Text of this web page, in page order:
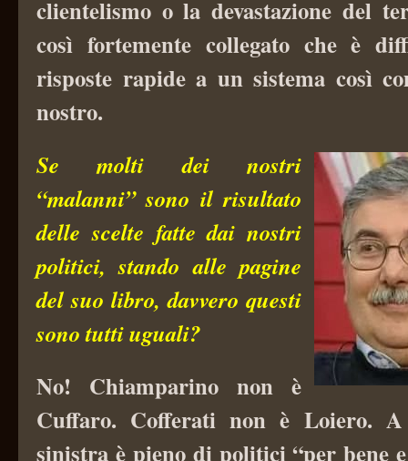
clientelismo o la devastazione del
così fortemente collegato che è
risposte rapide a un sistema così
nostro.
Se molti dei nostri
“malanni” sono il risultato
delle scelte fatte dai nostri
politici, stando alle pagine
del suo libro, davvero questi
sono tutti uguali?
No! Chiamparino non è
Cuffaro. Cofferati non è Loiero.
sinistra è pieno di politici “per bene